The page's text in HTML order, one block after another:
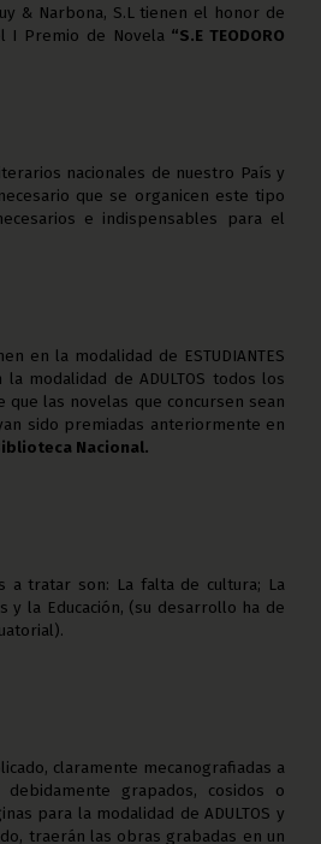
& Narbona, S.L tienen el honor de
I Premio de Novela “S.E TEODORO
nacionales de nuestro País y
que se organicen este tipo
e indispensables para el
en la modalidad de ESTUDIANTES
modalidad de ADULTOS todos los
las novelas que concursen sean
sido premiadas anteriormente en
Nacional.
a tratar son: La falta de cultura; La
y la Educación, (su desarrollo ha de
claramente mecanografiadas a
grapados, cosidos o
para la modalidad de ADULTOS y
traerán las obras grabadas en un